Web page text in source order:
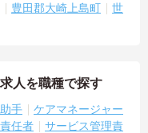
豊田郡大崎上島町
世
人を職種で探す
手
ケアマネージャー
任者
サービス管理責